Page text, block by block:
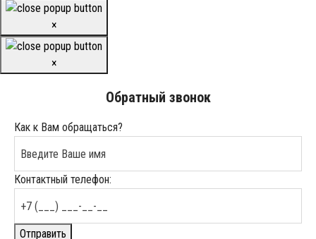
×
×
Обратный звонок
Как к Вам обращаться?
Контактный телефон:
Отправить